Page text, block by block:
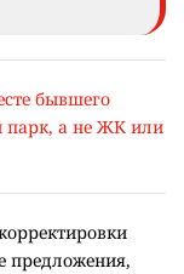
бывшего
парк, а не ЖК или
предложения,